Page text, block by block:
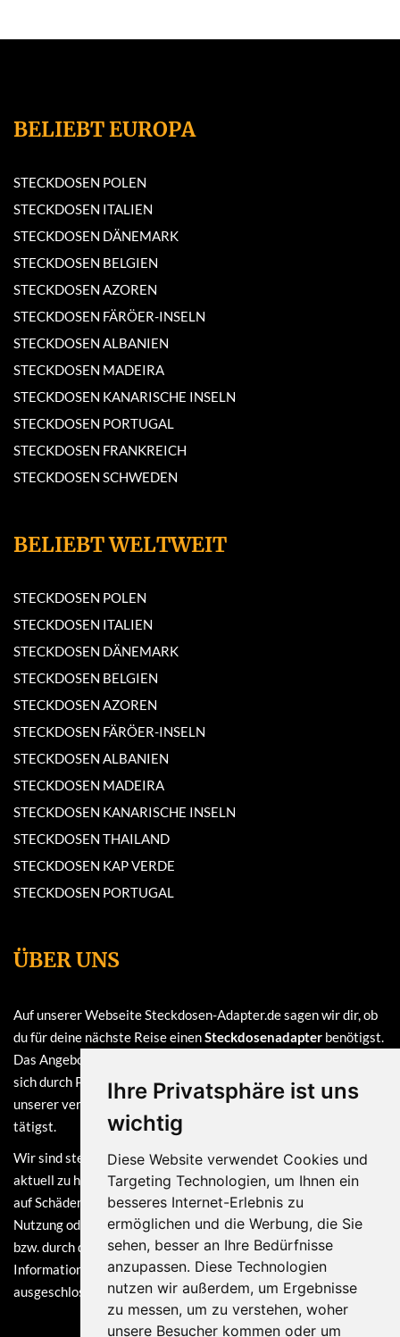
Ihre Privatsphäre ist uns
wichtig
Diese Website verwendet Cookies und
Targeting Technologien, um Ihnen ein
besseres Internet-Erlebnis zu
ermöglichen und die Werbung, die Sie
sehen, besser an Ihre Bedürfnisse
anzupassen. Diese Technologien
nutzen wir außerdem, um Ergebnisse
zu messen, um zu verstehen, woher
unsere Besucher kommen oder um
BELIEBT EUROPA
STECKDOSEN POLEN
STECKDOSEN ITALIEN
STECKDOSEN DÄNEMARK
STECKDOSEN BELGIEN
STECKDOSEN AZOREN
STECKDOSEN FÄRÖER-INSELN
STECKDOSEN ALBANIEN
STECKDOSEN MADEIRA
STECKDOSEN KANARISCHE INSELN
STECKDOSEN PORTUGAL
STECKDOSEN FRANKREICH
STECKDOSEN SCHWEDEN
BELIEBT WELTWEIT
STECKDOSEN POLEN
STECKDOSEN ITALIEN
STECKDOSEN DÄNEMARK
STECKDOSEN BELGIEN
STECKDOSEN AZOREN
STECKDOSEN FÄRÖER-INSELN
STECKDOSEN ALBANIEN
STECKDOSEN MADEIRA
STECKDOSEN KANARISCHE INSELN
STECKDOSEN THAILAND
STECKDOSEN KAP VERDE
STECKDOSEN PORTUGAL
ÜBER UNS
Auf unserer Webseite Steckdosen-Adapter.de sagen wir dir, ob
du für deine nächste Reise einenSteckdosenadapter benötigst.
Das Angebot auf dieser Webseite ist
sich durch Provisionen, die wir erhalten, sofern du bei einem
unserer verlinkten Partner (z.B. Amazon) eine Bestellung
tätigst.
Wir sind stets bemüht, die Informationen auf dieser Webseite
aktuell zu halten. Dennoch sind Haftungsansprüche, welche sich
auf Schäden materieller oder ideeller Art beziehen, die durch die
Nutzung oder Nichtnutzung der dargebotenen Informationen
bzw. durch die Nutzung fehlerhafter und unvollständiger
Informationen verursacht wurden, grundsätzlich
ausgeschlossen.